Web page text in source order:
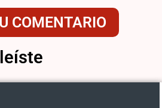
COMENTARIO